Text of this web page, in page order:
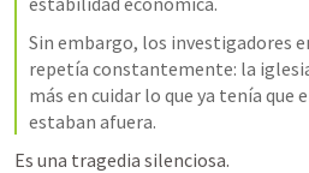
Sin embargo, los investigadores
repetía constantemente: la
más en cuidar lo que ya tenía que
estaban afuera.
Es una tragedia silenciosa.